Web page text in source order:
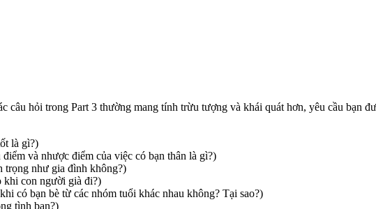
câu hỏi trong Part 3 thường mang tính trừu tượng và khái quát hơn, yêu cầu bạn
là gì?)
và nhược điểm của việc có bạn thân là gì?)
trọng như gia đình không?)
khi con người già đi?)
có bạn bè từ các nhóm tuổi khác nhau không? Tại sao?)
tình bạn?)